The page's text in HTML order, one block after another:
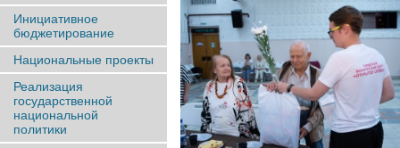
Инициативное
бюджетирование
Национальные проекты
Реализация
государственной
национальной
политики